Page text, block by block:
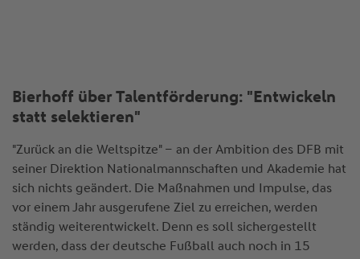
Bierhoff über Talentförderung: "Entwickeln
statt selektieren"
"Zurück an die Weltspitze" – an der Ambition des DFB mit
seiner Direktion Nationalmannschaften und Akademie hat
sich nichts geändert. Die Maßnahmen und Impulse, das
vor einem Jahr ausgerufene Ziel zu erreichen, werden
ständig weiterentwickelt. Denn es soll sichergestellt
werden, dass der deutsche Fußball auch noch in 15